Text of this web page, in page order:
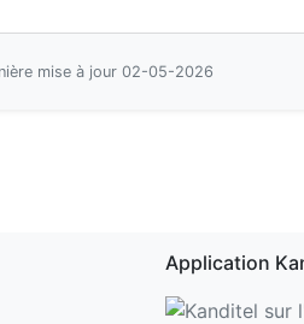
mise à jour 02-05-2026
Application